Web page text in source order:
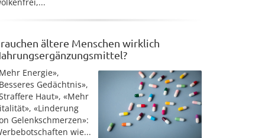
ältere Menschen wirklich
Energie»,
Gedächtnis»,
Haut», «Mehr
«Linderung
Gelenkschmerzen»:
wie...